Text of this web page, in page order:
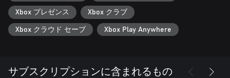
Xbox プレゼンス Xbox クラブ
Xbox クラウド セーブ Xbox Play Anywhere
サブスクリプションに含まれるもの